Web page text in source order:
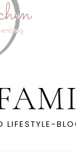
LIFESTYLE-